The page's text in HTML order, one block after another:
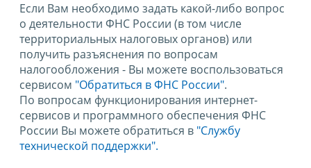
Если Вам необходимо задать какой-либо вопрос
о деятельности ФНС России (в том числе
территориальных налоговых органов) или
получить разъяснения по вопросам
налогообложения - Вы можете воспользоваться
сервисом "Обратиться в ФНС России".
По вопросам функционирования интернет-
сервисов и программного обеспечения ФНС
России Вы можете обратиться в "Службу
технической поддержки".